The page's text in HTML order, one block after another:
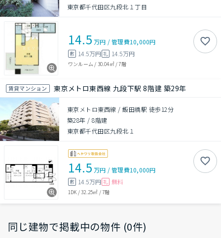
東京都千代田区九段北１丁目
14.5 万円 /管理費10,000円
敷 14.5万円 礼 14.5万円
ワンルーム / 30.04㎡/7階
賃貸マンション 東京メトロ東西線 九段下駅 8階建 築29年
東京メトロ東西線 / 飯田橋駅 徒歩12分
築28年 /8階建
東京都千代田区九段北１
14.5 万円 /管理費10,000円
敷 14.5万円 礼 無料
1DK /32.25㎡ /7階
同じ建物で掲載中の物件 (0件)